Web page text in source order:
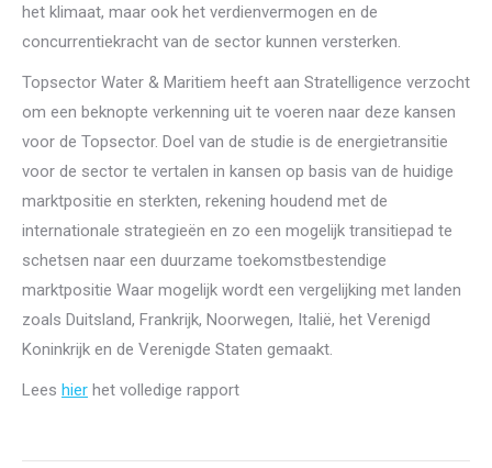
het klimaat, maar ook het verdienvermogen en de
concurrentiekracht van de sector kunnen versterken.
Topsector Water & Maritiem heeft aan Stratelligence verzocht
om een beknopte verkenning uit te voeren naar deze kansen
voor de Topsector. Doel van de studie is de energietransitie
voor de sector te vertalen in kansen op basis van de huidige
marktpositie en sterkten, rekening houdend met de
internationale strategieën en zo een mogelijk transitiepad te
schetsen naar een duurzame toekomstbestendige
marktpositie Waar mogelijk wordt een vergelijking met landen
zoals Duitsland, Frankrijk, Noorwegen, Italië, het Verenigd
Koninkrijk en de Verenigde Staten gemaakt.
Lees hier het volledige rapport